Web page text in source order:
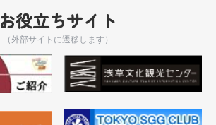
お役立ちサイト
（外部サイトに遷移します）